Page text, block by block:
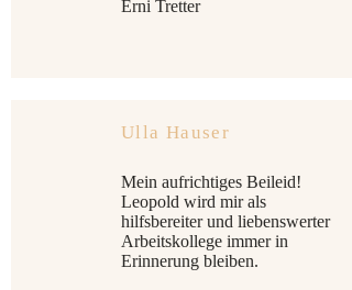
Erni Tretter
Ulla Hauser
Mein aufrichtiges Beileid!
Leopold wird mir als
hilfsbereiter und liebenswerter
Arbeitskollege immer in
Erinnerung bleiben.